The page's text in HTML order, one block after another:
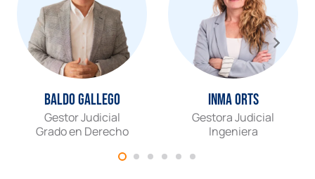
Baldo Gallego
Gestor Judicial
Grado en Derecho
Inma Orts
Gestora Judicial
Ingeniera